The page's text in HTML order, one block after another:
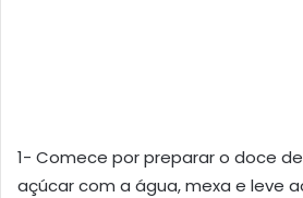
1- Comece por preparar o doce
açúcar com a água, mexa e leve